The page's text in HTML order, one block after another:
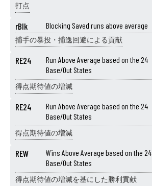
打点
rBlk Blocking Saved runs above average
捕手の暴投・捕逸回避による貢献
RE24
Run Above Average based on the 24
Base/Out States
得点期待値の増減
RE24
Run Above Average based on the 24
Base/Out States
得点期待値の増減
REW
Wins Above Average based on the 24
Base/Out States
得点期待値の増減を基にした勝利貢献